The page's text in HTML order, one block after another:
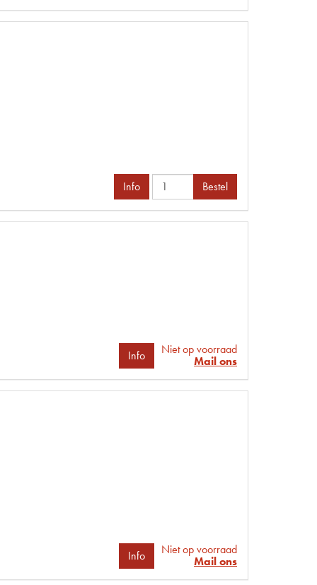
Info
Bestel
Info
Niet op voorraad
Mail ons
Info
Niet op voorraad
Mail ons